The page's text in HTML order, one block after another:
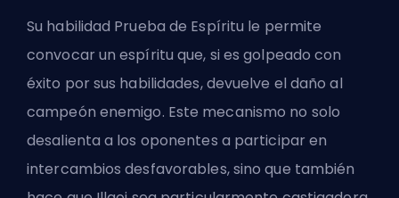
Su habilidad Prueba de Espíritu le permite
convocar un espíritu que, si es golpeado con
éxito por sus habilidades, devuelve el daño al
campeón enemigo. Este mecanismo no solo
desalienta a los oponentes a participar en
intercambios desfavorables, sino que también